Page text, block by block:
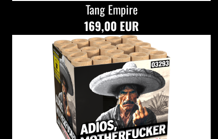
Tang Empire
169,00 EUR